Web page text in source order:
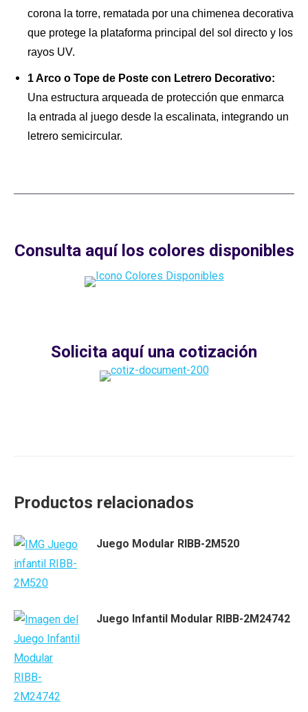
corona la torre, rematada por una chimenea decorativa
que protege la plataforma principal del sol directo y los
rayos UV.
1 Arco o Tope de Poste con Letrero Decorativo:
Una estructura arqueada de protección que enmarca
la entrada al juego desde la escalinata, integrando un
letrero semicircular.
Consulta aquí los colores disponibles
Solicita aquí una cotización
Productos relacionados
Juego Modular RIBB-2M520
Juego Infantil Modular RIBB-2M24742